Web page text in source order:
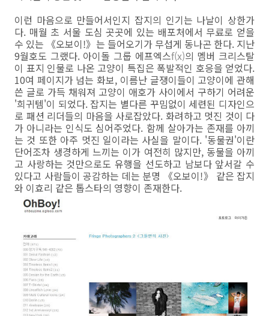
이런 마음으로 만들어서인지 잡지의 인기는 나날이 상한가
다. 매월 초 서울 도심 곳곳에 있는 배포처에서 무료로 얻을
수 있는 《오보이!》는 들어오기가 무섭게 동나곤 한다. 지난
9월호도 그랬다. 아이돌 그룹 에프엑스f(x)의 멤버 크리스탈
이 표지 인물로 나온 고양이 특집은 폭발적인 호응을 얻었다.
10여 페이지가 넘는 화보, 이름난 글쟁이들이 고양이에 관해
쓴 글로 가득 채워져 고양이 애호가 사이에서 구하기 어려운
'희귀템'이 되었다. 잡지는 별다른 꾸밈없이 세련된 디자인으
로 패션 리더들의 마음을 사로잡았다. 화려하고 멋진 것이 다
가 아니라는 인식도 심어주었다. 함께 살아가는 존재를 아끼
는 것 또한 아주 멋진 일이라는 사실을 말이다. '동물권'이란
단어조차 생경하게 느끼는 이가 여전히 많지만, 동물을 아끼
고 사랑하는 것만으로도 유행을 선도하고 남보다 앞서갈 수
있다고 사람들이 공감하는 데는 분명 《오보이!》 같은 잡지
와 이효리 같은 톱스타의 영향이 존재한다.